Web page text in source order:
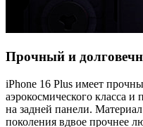
Прочный и
iPhone 16 Plus имеет
аэрокосмического класса и
на задней панели.
поколения вдвое прочнее